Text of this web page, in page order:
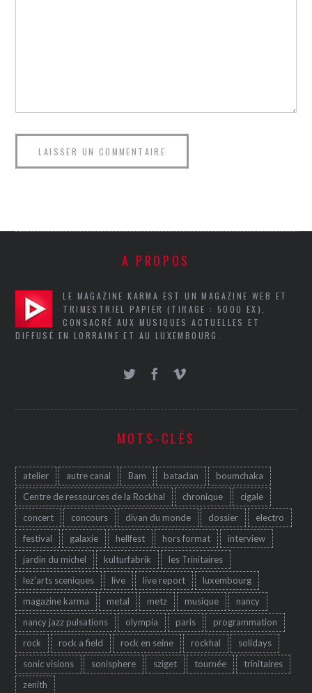
A PROPOS
LE MAGAZINE KARMA EST UN MAGAZINE WEB ET
TRIMESTRIEL PAPIER (TIRAGE : 5000 EX),
CONSACRÉ AUX MUSIQUES ACTUELLES ET
DIFFUSÉ EN LORRAINE ET AU LUXEMBOURG.
MOTS-CLÉS
atelier autre canal Bam bataclan
boumchaka
Centre de ressources de la Rockhal
chronique
cigale
concert
concours divan du monde dossier
electro
festival
galaxie hellfest hors format
interview
jardin du michel
kulturfabrik
les Trinitaires
lez'arts sceniques
live live report
luxembourg
magazine karma
metal metz musique
nancy
nancy jazz pulsations
olympia paris
programmation
rock
rock a field rock en seine rockhal
solidays
sonic visions
sonisphere sziget tournée
trinitaires
zenith